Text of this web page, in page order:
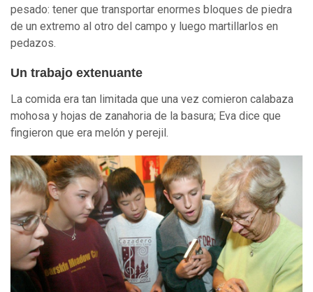
pesado: tener que transportar enormes bloques de piedra
de un extremo al otro del campo y luego martillarlos en
pedazos.
Un trabajo extenuante
La comida era tan limitada que una vez comieron calabaza
mohosa y hojas de zanahoria de la basura; Eva dice que
fingieron que era melón y perejil.